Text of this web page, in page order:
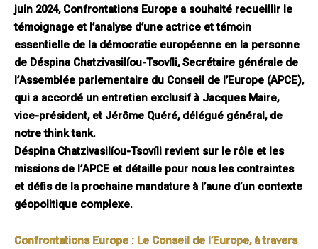
juin 2024, Confrontations Europe a souhaité recueillir le
témoignage et l’analyse d’une actrice et témoin
essentielle de la démocratie européenne en la personne
de Déspina Chatzivasilíou-Tsovíli, Secrétaire générale de
l’Assemblée parlementaire du Conseil de l’Europe (APCE),
qui a accordé un entretien exclusif à Jacques Maire,
vice-président, et Jérôme Quéré, délégué général, de
notre think tank.
Déspina Chatzivasilíou-Tsovíli revient sur le rôle et les
missions de l’APCE et détaille pour nous les contraintes
et défis de la prochaine mandature à l’aune d’un contexte
géopolitique complexe.
Confrontations Europe : Le Conseil de l’Europe, à travers